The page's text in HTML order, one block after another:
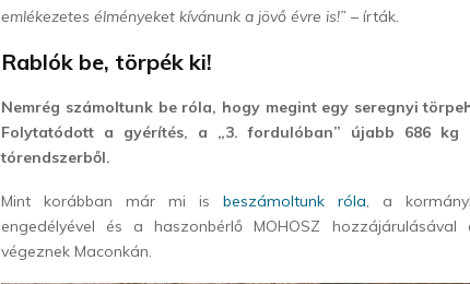
emlékezetes élményeket kívánunk a jövő évre is!”– írták.
Rablók be, törpék ki!
Nemrég számoltunk be róla, hogy megint egy seregnyi
Folytatódott a gyérítés, a „3. fordulóban” újabb 686
tórendszerből.
Mint korábban már mi is beszámoltunk róla, a
engedélyével és a haszonbérlő MOHOSZ
végeznek Maconkán.